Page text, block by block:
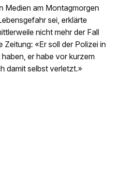
Medien am Montagmorgen
sei, erklärte
nicht mehr der Fall
Zeitung: «Er soll der Polizei in
er habe vor kurzem
damit selbst verletzt.»